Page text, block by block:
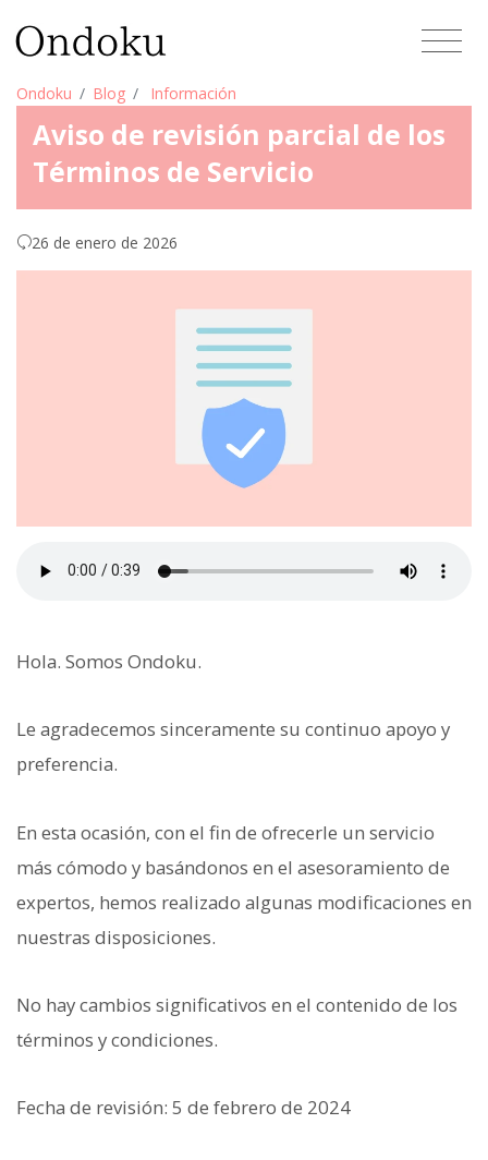
Ondoku Blog Información
Aviso de revisión parcial de los
Términos de Servicio
26 de enero de 2026
Hola. Somos Ondoku.
Le agradecemos sinceramente su continuo apoyo y
preferencia.
En esta ocasión, con el fin de ofrecerle un servicio
más cómodo y basándonos en el asesoramiento de
expertos, hemos realizado algunas modificaciones en
nuestras disposiciones.
No hay cambios significativos en el contenido de los
términos y condiciones.
Fecha de revisión: 5 de febrero de 2024